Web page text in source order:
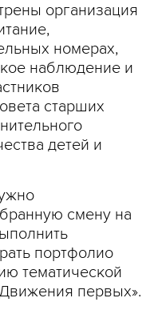
организация
номерах,
наблюдение и
старших
детей и
смену на
портфолио
тематической
первых».